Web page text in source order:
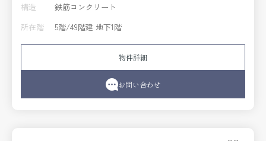
構造
鉄筋コンクリート
所在階
5階/49階建 地下1階
物件詳細
お問い合わせ